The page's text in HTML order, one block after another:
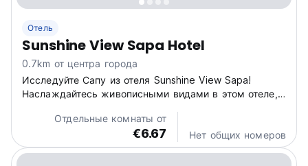
Отель
Sunshine View Sapa Hotel
0.7km от центра города
Исследуйте Сапу из отеля Sunshine View Sapa!
Наслаждайтесь живописными видами в этом отеле,
культурой и потрясающими пейзажами Сапы. (Auto-
translated from original language)
Отдельные комнаты от
€6.67 Нет общих номеров